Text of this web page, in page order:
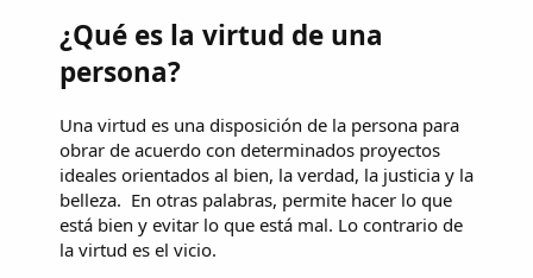
¿Qué es la virtud de una
persona?
Una virtud es una disposición de la persona para
obrar de acuerdo con determinados proyectos
ideales orientados al bien, la verdad, la justicia y la
belleza. ​ En otras palabras, permite hacer lo que
está bien y evitar lo que está mal. Lo contrario de
la virtud es el vicio.